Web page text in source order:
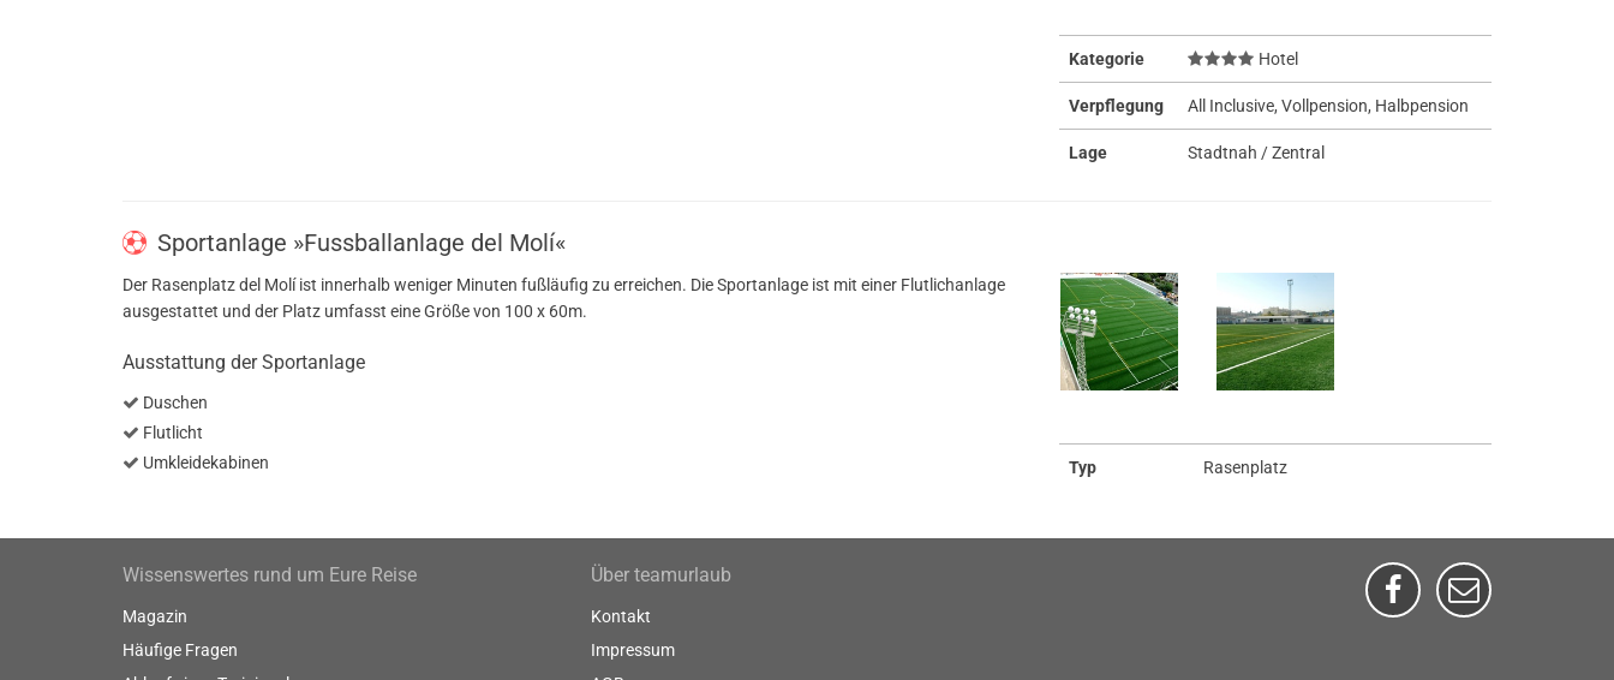
Kategorie Hotel
Verpflegung All Inclusive, Vollpension, Halbpension
Lage Stadtnah / Zentral
Sportanlage »Fussballanlage del Molí«
Der Rasenplatz del Molí ist innerhalb weniger Minuten fußläufig zu erreichen. Die Sportanlage ist mit einer Flutlichanlage
ausgestattet und der Platz umfasst eine Größe von 100 x 60m.
Ausstattung der Sportanlage
Duschen
Flutlicht
Umkleidekabinen
Typ Rasenplatz
Wissenswertes rund um Eure Reise
Magazin
Häufige Fragen
Über teamurlaub
Kontakt
Impressum